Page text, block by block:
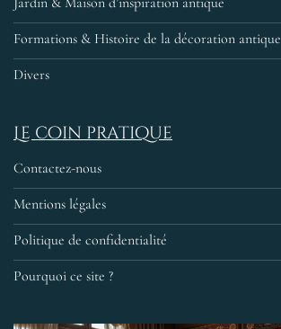
Formations & Histoire de la décoration antique
Divers
Le coin pratique
Contactez-nous
Mentions légales
Politique de confidentialité
Pourquoi ce site ?